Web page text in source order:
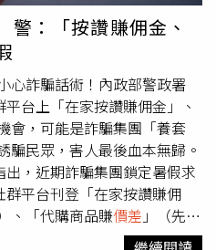
關依股價漲跌幅、成交量、
動市場監視機制。投資人於
意成交頻率降低、流動性可
基本面，並做好風險控管。
：「按讚賺佣金、
心詐騙話術！內政部警政署
平台上「在家按讚賺佣金」、
會，可能是詐騙集團「養套
騙民眾，害人最後血本無歸。
，近期詐騙集團鎖定暑假求
平台刊登「在家按讚賺佣
、「代購商品賺價差 」（先付
、免經驗、輕鬆遠端」（日領